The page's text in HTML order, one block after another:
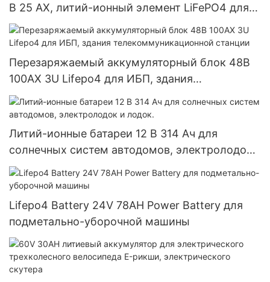
В 25 АХ, литий-ионный элемент LiFePO4 для
уличного освещения на открытом воздухе
Перезаряжаемый аккумуляторный блок 48В
100АХ 3U Lifepo4 для ИБП, здания
телекоммуникационной станции
Литий-ионные батареи 12 В 314 Ач для
солнечных систем автодомов, электролодок
и лодок.
Lifepo4 Battery 24V 78AH Power Battery для
подметально-уборочной машины